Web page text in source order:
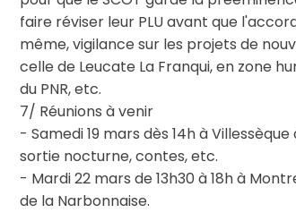
faire réviser leur PLU avant que
même, vigilance sur les projets de
celle de Leucate La Franqui, en zone
du PNR, etc.
7/ Réunions à venir
- Samedi 19 mars dès 14h à
sortie nocturne, contes, etc.
- Mardi 22 mars de 13h30 à 18h à
de la Narbonnaise.